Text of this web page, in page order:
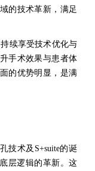
的技术革新，满足
续享受技术优化与
手术效果与患者体
的优势明显，是满
技术及S+suite的诞
层逻辑的革新。这